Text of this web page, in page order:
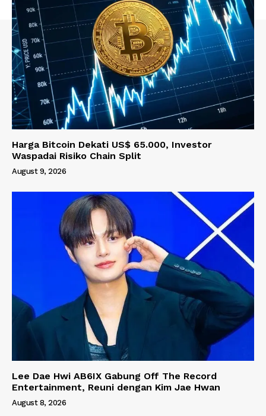
Harga Bitcoin Dekati US$ 65.000, Investor
Waspadai Risiko Chain Split
August 9, 2026
Lee Dae Hwi AB6IX Gabung Off The Record
Entertainment, Reuni dengan Kim Jae Hwan
August 8, 2026